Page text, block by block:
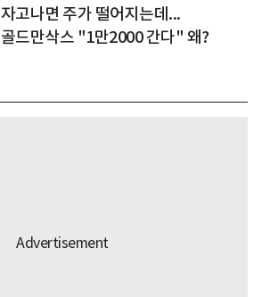
자고나면 주가 떨어지는데...
골드만삭스 "1만2000 간다" 왜?